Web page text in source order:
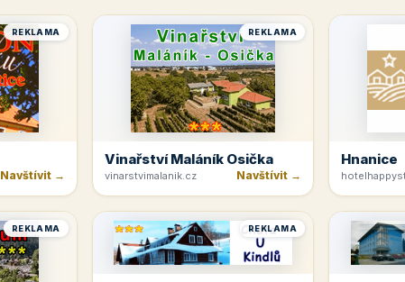
REKLAMA
Navštívit →
REKLAMA
Vinařství Maláník Osička
vinarstvimalanik.cz Navštívit →
Hnanice
REKLAMA REKLAMA